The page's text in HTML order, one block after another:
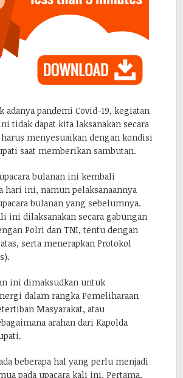
adanya pandemi Covid-19, kegiatan
tidak dapat kita laksanakan secara
menyesuaikan dengan kondisi
saat memberikan sambutan.
bulanan ini kembali
hari ini, namun pelaksanaannya
bulanan yang sebelumnya.
ini dilaksanakan secara gabungan
Polri dan TNI, tentu dengan
serta menerapkan Protokol
ini dimaksudkan untuk
dalam rangka Pemeliharaan
Masyarakat, atau
arahan dari Kapolda
beberapa hal yang perlu menjadi
pada upacara kali ini. Pertama,